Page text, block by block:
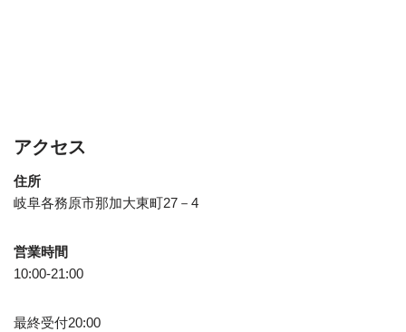
アクセス
住所
岐阜各務原市那加大東町27－4
営業時間
10:00-21:00
最終受付20:00